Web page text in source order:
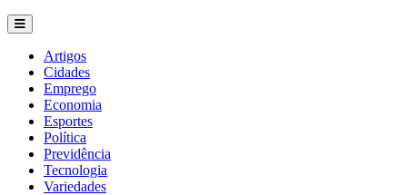
Artigos
Cidades
Emprego
Economia
Esportes
Política
Previdência
Tecnologia
Variedades